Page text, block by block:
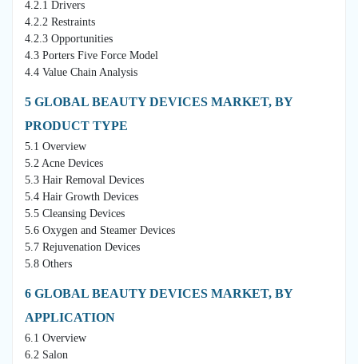
4.2.1 Drivers
4.2.2 Restraints
4.2.3 Opportunities
4.3 Porters Five Force Model
4.4 Value Chain Analysis
5 GLOBAL BEAUTY DEVICES MARKET, BY
PRODUCT TYPE
5.1 Overview
5.2 Acne Devices
5.3 Hair Removal Devices
5.4 Hair Growth Devices
5.5 Cleansing Devices
5.6 Oxygen and Steamer Devices
5.7 Rejuvenation Devices
5.8 Others
6 GLOBAL BEAUTY DEVICES MARKET, BY
APPLICATION
6.1 Overview
6.2 Salon